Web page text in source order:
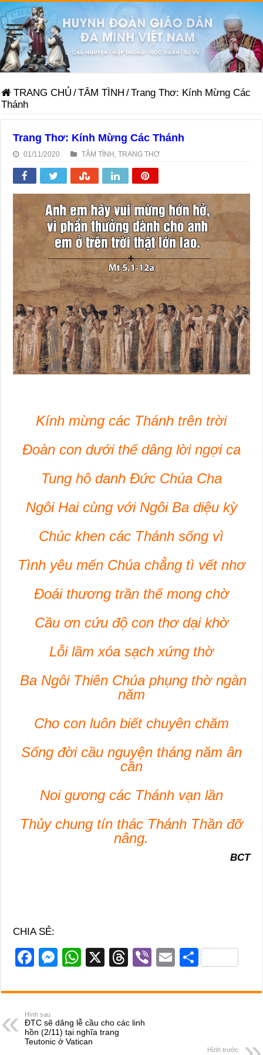
TRANG CHỦ /TÂM TÌNH /Trang Thơ: Kính Mừng Các
Thánh
Trang Thơ: Kính Mừng Các Thánh
01/11/2020 TÂM TÌNH ,TRANG THƠ
Kính mừng các Thánh trên trời
Đoàn con dưới thế dâng lời ngợi ca
Tung hô danh Đức Chúa Cha
Ngôi Hai cùng với Ngôi Ba diệu kỳ
Chúc khen các Thánh sống vì
Tình yêu mến Chúa chẳng tì vết nhơ
Đoái thương trần thế mong chờ
Cầu ơn cứu độ con thơ dại khờ
Lỗi lầm xóa sạch xứng thờ
Ba Ngôi Thiên Chúa phụng thờ ngàn
năm
Cho con luôn biết chuyên chăm
Sống đời cầu nguyện tháng năm ân
cần
Noi gương các Thánh vạn lần
Thủy chung tín thác Thánh Thần đỡ
nâng.
BCT
CHIA SẺ:
F
c
e
b
M
ss
n
W
at
s
A
X
T
e
d
Vi
er
E
ail
S
ar
Hình sau
ĐTC sẽ dâng lễ cầu cho các linh
hồn (2/11) tại nghĩa trang
Teutonic ở Vatican
Hình trước